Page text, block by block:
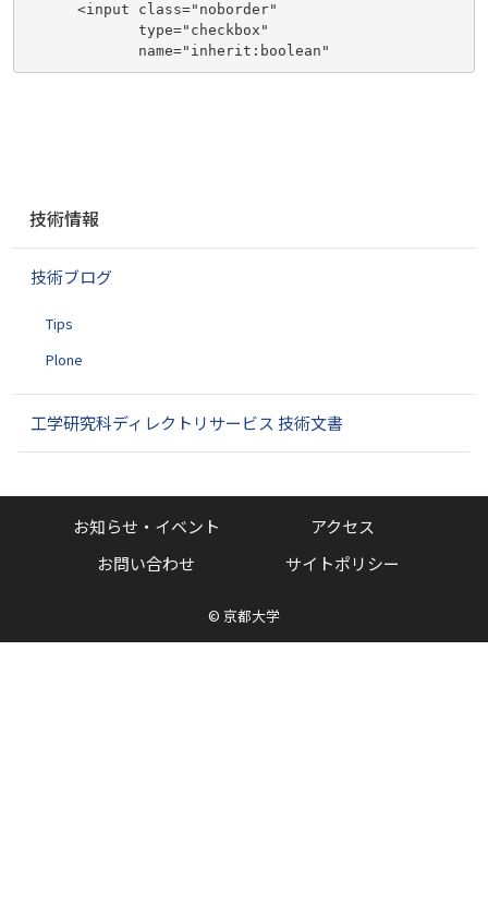
<input class="noborder"
type="checkbox"
name="inherit:boolean"
ゲ
技術情報
技術ブログ
Tips
Plone
工学研究科ディレクトリサービス 技術文書
© 京都大学
お知らせ・イベント
アクセス
お問い合わせ
サイトポリシー